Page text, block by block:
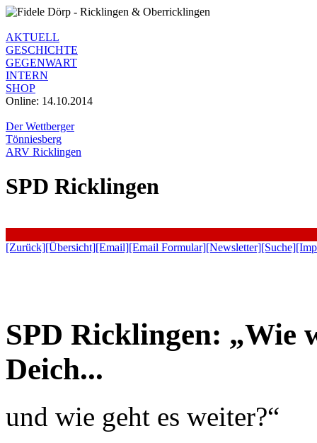
AKTUELL
GESCHICHTE
GEGENWART
INTERN
SHOP
Online: 14.10.2014
Der Wettberger
Tönniesberg
ARV Ricklingen
SPD Ricklingen
[Zurück][Übersicht][Email][Email Formular][Newsletter][Suche]
SPD Ricklingen: „Wie
Deich...
und wie geht es weiter?“